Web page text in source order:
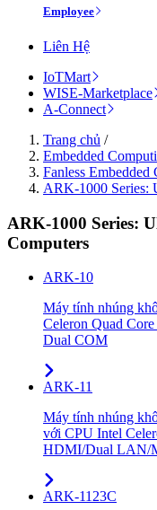
Employee
Liên Hệ
IoTMart
WISE-Marketplace
A-Connect
Trang chủ /
Embedded
Fanless Embedded
ARK-1000 Series:
ARK-1000 Series:
Computers
ARK-10
Máy tính nhúng
Celeron Quad
Dual COM
ARK-11
Máy tính nhúng
với CPU Intel
HDMI/Dual LAN/
ARK-1123C